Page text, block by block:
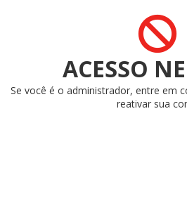
ACESSO
Se você é o administrador, entre em
reativar sua